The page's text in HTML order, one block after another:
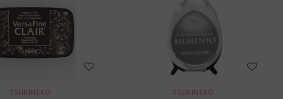
TSUKINEKO TSUKINEKO